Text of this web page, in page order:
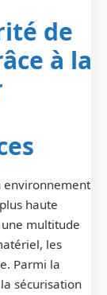
de
à la
environnement
haute
multitude
les
Parmi la
sécurisation